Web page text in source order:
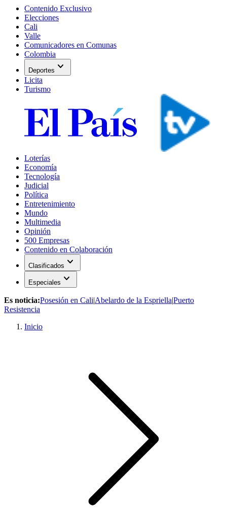
Contenido Exclusivo
Elecciones
Cali
Valle
Comunicadores en Comunas
Colombia
Deportes expand_more
Licita
Turismo
Loterías
Economía
Tecnología
Judicial
Política
Entretenimiento
Mundo
Multimedia
Opinión
500 Empresas
Contenido en Colaboración
Clasificados expand_more
Especiales expand_more
Es noticia:Posesión en Cali|Abelardo de la Espriella|Puerto
Resistencia
Inicio